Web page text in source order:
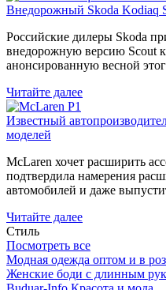
Внедорожный Skoda Kodiaq
Российские дилеры Skoda
внедорожную версию Scout
анонсированную весной
Читайте далее
Известный
моделей
McLaren хочет расширить
подтвердила намерения
автомобилей и даже
Читайте далее
Стиль
Посмотреть все
Модная одежда оптом и в
Женские боди с длинным